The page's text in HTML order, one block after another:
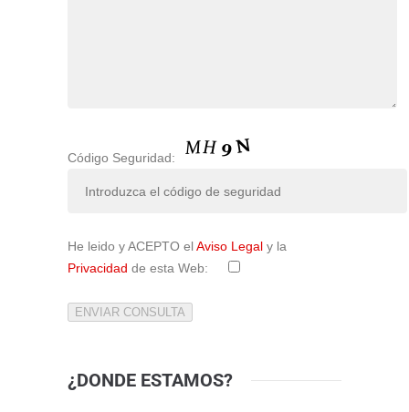
Código Seguridad:
He leido y ACEPTO el Aviso Legal y la
Privacidad de esta Web:
¿DONDE ESTAMOS?